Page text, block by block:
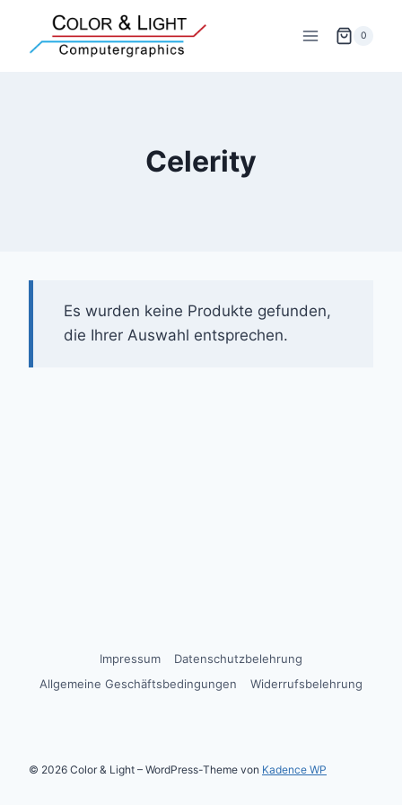
springen
0
Celerity
Es wurden keine Produkte gefunden,
die Ihrer Auswahl entsprechen.
Impressum
Datenschutzbelehrung
Allgemeine Geschäftsbedingungen
Widerrufsbelehrung
© 2026 Color & Light – WordPress-Theme von Kadence WP